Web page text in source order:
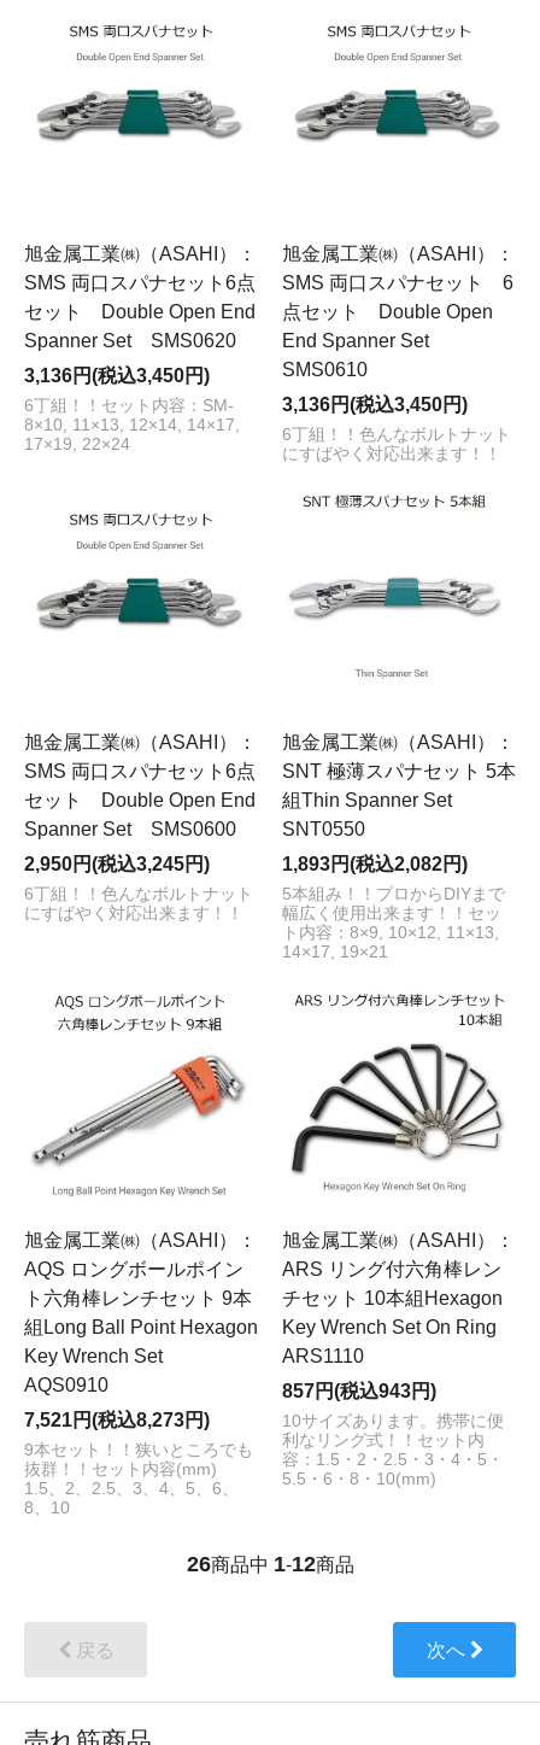
旭金属工業㈱（ASAHI）：
SMS 両口スパナセット6点
セット Double Open End
Spanner Set SMS0620
3,136円(税込3,450円)
6丁組！！セット内容：SM-
8×10, 11×13, 12×14, 14×17,
17×19, 22×24
旭金属工業㈱（ASAHI）：
SMS 両口スパナセット 6
点セット Double Open
End Spanner Set
SMS0610
3,136円(税込3,450円)
6丁組！！色んなボルトナット
にすばやく対応出来ます！！
旭金属工業㈱（ASAHI）：
SMS 両口スパナセット6点
セット Double Open End
Spanner Set SMS0600
2,950円(税込3,245円)
6丁組！！色んなボルトナット
にすばやく対応出来ます！！
旭金属工業㈱（ASAHI）：
SNT 極薄スパナセット 5本
組Thin Spanner Set
SNT0550
1,893円(税込2,082円)
5本組み！！プロからDIYまで
幅広く使用出来ます！！セッ
ト内容：8×9, 10×12, 11×13,
14×17, 19×21
旭金属工業㈱（ASAHI）：
AQS ロングボールポイン
ト六角棒レンチセット 9本
組Long Ball Point Hexagon
Key Wrench Set
AQS0910
7,521円(税込8,273円)
9本セット！！狭いところでも
抜群！！セット内容(mm)
1.5、2、2.5、3、4、5、6、
8、10
旭金属工業㈱（ASAHI）：
ARS リング付六角棒レン
チセット 10本組Hexagon
Key Wrench Set On Ring
ARS1110
857円(税込943円)
10サイズあります。携帯に便
利なリング式！！セット内
容：1.5・2・2.5・3・4・5・
5.5・6・8・10(mm)
26商品中 1-12商品
戻る 次へ